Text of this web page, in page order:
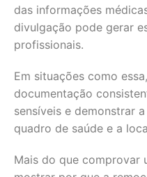
das informações
divulgação pode gerar
profissionais.
Em situações como
documentação
sensíveis e demonstrar
quadro de saúde e a
Mais do que comprovar